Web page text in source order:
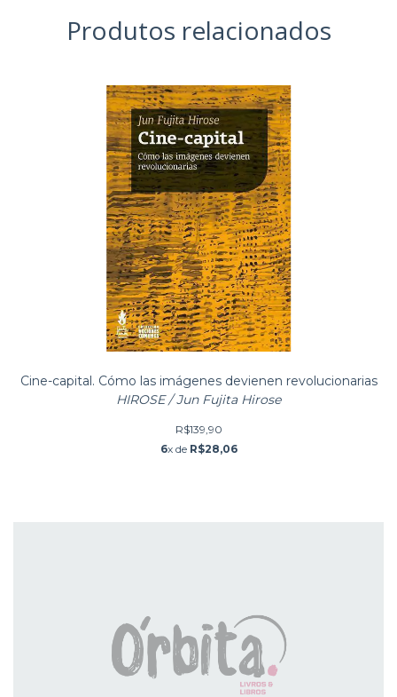
Produtos relacionados
Cine-capital. Cómo las imágenes devienen revolucionarias
HIROSE / Jun Fujita Hirose
R$139,90
6x de R$28,06